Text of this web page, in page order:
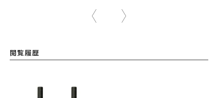
閲覧履歴